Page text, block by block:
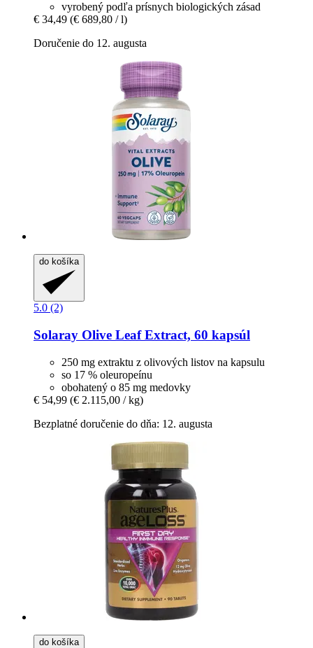
vyrobený podľa prísnych biologických zásad
€ 34,49 (€ 689,80 / l)
Doručenie do 12. augusta
do košíka
5.0 (2)
Solaray Olive Leaf Extract, 60 kapsúl
250 mg extraktu z olivových listov na kapsulu
so 17 % oleuropeínu
obohatený o 85 mg medovky
€ 54,99 (€ 2.115,00 / kg)
Bezplatné doručenie do dňa: 12. augusta
do košíka